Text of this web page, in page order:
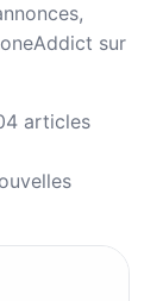
sur
articles